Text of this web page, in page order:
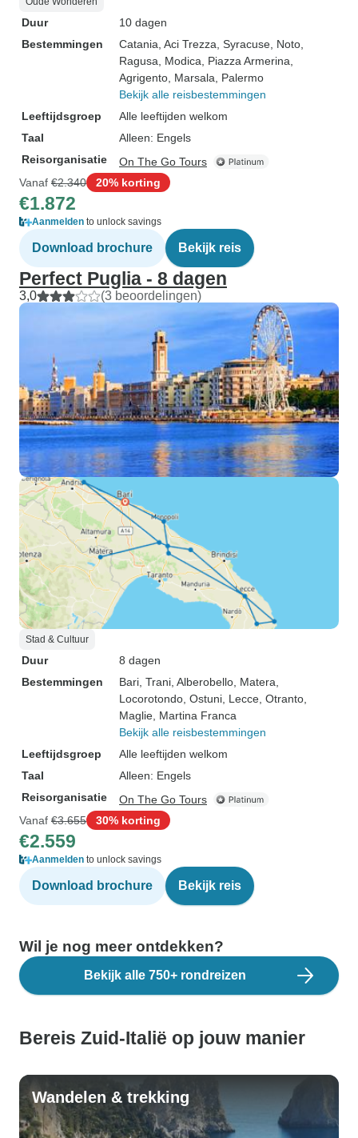
Duur
10 dagen
Bestemmingen
Catania , Aci Trezza , Syracuse , Noto
Ragusa , Modica , Piazza Armerina
Agrigento , Marsala , Palermo
Bekijk alle reisbestemmingen
Leeftijdsgroep
Alle leeftijden welkom
Taal
Alleen: Engels
Reisorganisatie
On The Go Tours
Vanaf €2.340 20% korting
€1.872
Aanmelden to unlock savings
Download brochure Bekijk reis
Perfect Puglia - 8 dagen
3,0 (3 beoordelingen)
Stad & Cultuur
Duur
8 dagen
Bestemmingen
Bari , Trani , Alberobello , Matera
Locorotondo , Ostuni , Lecce , Otranto
Maglie , Martina Franca
Bekijk alle reisbestemmingen
Leeftijdsgroep
Alle leeftijden welkom
Taal
Alleen: Engels
Reisorganisatie
On The Go Tours
Vanaf €3.655 30% korting
€2.559
Aanmelden to unlock savings
Download brochure Bekijk reis
Wil je nog meer ontdekken?
Bekijk alle 750+ rondreizen
Bereis Zuid-Italië op jouw manier
Wandelen & trekking